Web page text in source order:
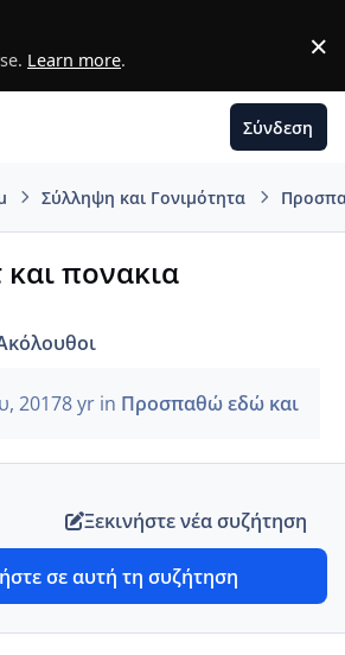
Learn more. ×
Σύνδεση
Σύλληψη και Γονιμότητα
και πονακια
20178 yrin Προσπαθώ εδώ και
Ξεκινήστε νέα συζήτηση
σε αυτή τη συζήτηση